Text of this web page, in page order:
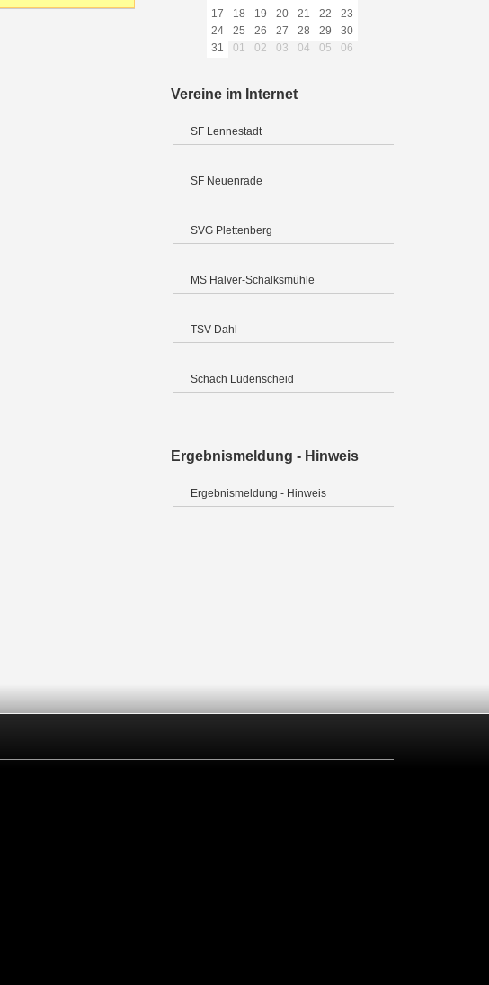
17
18 19 20 21 22
23
24
25 26 27 28 29
30
31
01 02 03 04 05 06
Vereine im Internet
SF Lennestadt
SF Neuenrade
SVG Plettenberg
MS Halver-Schalksmühle
TSV Dahl
Schach Lüdenscheid
Ergebnismeldung - Hinweis
Ergebnismeldung - Hinweis